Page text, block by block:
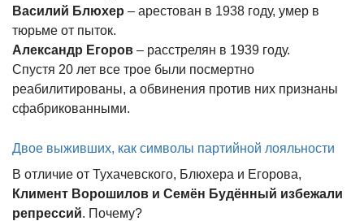
Василий Блюхер – арестован в 1938 году, умер в
тюрьме от пыток.
Александр Егоров – расстрелян в 1939 году.
Спустя 20 лет все трое были посмертно
реабилитированы, а обвинения против них признаны
сфабрикованными.
Двое выживших, как символы партийной лояльности
В отличие от Тухачевского, Блюхера и Егорова,
Климент Ворошилов и Семён Будённый избежали
репрессий. Почему?